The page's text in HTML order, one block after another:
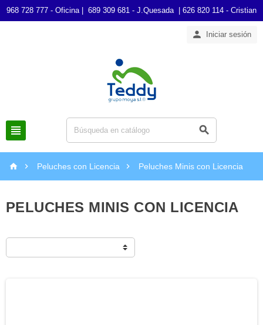
968 728 777 - Oficina | 689 309 681 - J.Quesada | 626 820 114 - Cristian
 Iniciar sesión
 
  Peluches con Licencia  Peluches Minis con Licencia
PELUCHES MINIS CON LICENCIA